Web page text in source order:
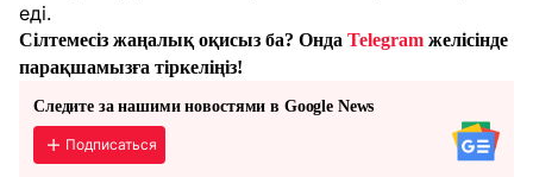
еді.
Сілтемесіз жаңалық оқисыз ба? Онда Telegram желісінде
парақшамызға тіркеліңіз!
Следите за нашими новостями в Google News
Подписаться